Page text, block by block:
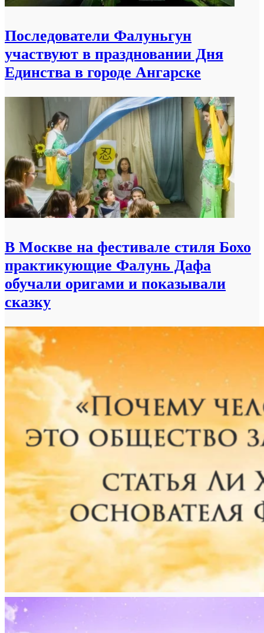
Последователи Фалуньгун
участвуют в праздновании Дня
Единства в городе Ангарске
В Москве на фестивале стиля Бохо
практикующие Фалунь Дафа
обучали оригами и показывали
сказку